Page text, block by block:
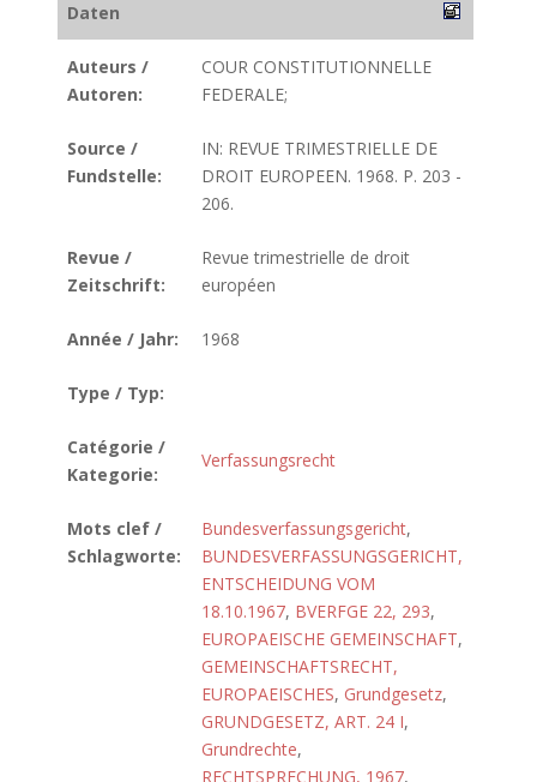
Daten
Auteurs /
Autoren:
COUR CONSTITUTIONNELLE
FEDERALE;
Source /
Fundstelle:
IN: REVUE TRIMESTRIELLE DE
DROIT EUROPEEN. 1968. P. 203 -
206.
Revue /
Zeitschrift:
Revue trimestrielle de droit
européen
Année / Jahr: 1968
Type / Typ:
Catégorie /
Kategorie:
Verfassungsrecht
Mots clef /
Schlagworte:
Bundesverfassungsgericht,
BUNDESVERFASSUNGSGERICHT,
ENTSCHEIDUNG VOM
18.10.1967, BVERFGE 22, 293,
EUROPAEISCHE GEMEINSCHAFT,
GEMEINSCHAFTSRECHT,
EUROPAEISCHES, Grundgesetz,
GRUNDGESETZ, ART. 24 I,
Grundrechte,
RECHTSPRECHUNG, 1967,